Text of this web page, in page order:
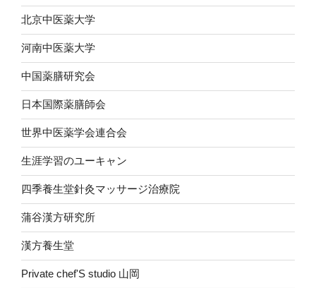
北京中医薬大学
河南中医薬大学
中国薬膳研究会
日本国際薬膳師会
世界中医薬学会連合会
生涯学習のユーキャン
四季養生堂針灸マッサージ治療院
蒲谷漢方研究所
漢方養生堂
Private chef'S studio 山岡